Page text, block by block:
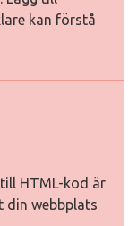
kan förstå
HTML-kod är
din webbplats